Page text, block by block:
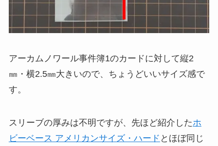
アーカムノワール事件簿1のカードに対して縦2
㎜・横2.5㎜大きいので、ちょうどいいサイズ感で
す。
スリーブの厚みは不明ですが、先ほど紹介したホ
ビーベース アメリカンサイズ・ハード とほぼ同じ